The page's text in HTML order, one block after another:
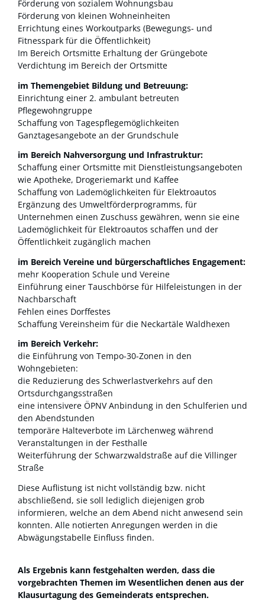
Förderung von sozialem Wohnungsbau
Förderung von kleinen Wohneinheiten
Errichtung eines Workoutparks (Bewegungs- und
Fitnesspark für die Öffentlichkeit)
Im Bereich Ortsmitte Erhaltung der Grüngebote
Verdichtung im Bereich der Ortsmitte
im Themengebiet Bildung und Betreuung:
Einrichtung einer 2. ambulant betreuten
Pflegewohngruppe
Schaffung von Tagespflegemöglichkeiten
Ganztagesangebote an der Grundschule
im Bereich Nahversorgung und Infrastruktur:
Schaffung einer Ortsmitte mit Dienstleistungsangeboten
wie Apotheke, Drogeriemarkt und Kaffee
Schaffung von Lademöglichkeiten für Elektroautos
Ergänzung des Umweltförderprogramms, für
Unternehmen einen Zuschuss gewähren, wenn sie eine
Lademöglichkeit für Elektroautos schaffen und der
Öffentlichkeit zugänglich machen
im Bereich Vereine und bürgerschaftliches Engagement:
mehr Kooperation Schule und Vereine
Einführung einer Tauschbörse für Hilfeleistungen in der
Nachbarschaft
Fehlen eines Dorffestes
Schaffung Vereinsheim für die Neckartäle Waldhexen
im Bereich Verkehr:
die Einführung von Tempo-30-Zonen in den
Wohngebieten:
die Reduzierung des Schwerlastverkehrs auf den
Ortsdurchgangsstraßen
eine intensivere ÖPNV Anbindung in den Schulferien und
den Abendstunden
temporäre Halteverbote im Lärchenweg während
Veranstaltungen in der Festhalle
Weiterführung der Schwarzwaldstraße auf die Villinger
Straße
Diese Auflistung ist nicht vollständig bzw. nicht
abschließend, sie soll lediglich diejenigen grob
informieren, welche an dem Abend nicht anwesend sein
konnten. Alle notierten Anregungen werden in die
Abwägungstabelle Einfluss finden.
Als Ergebnis kann festgehalten werden, dass die
vorgebrachten Themen im Wesentlichen denen aus der
Klausurtagung des Gemeinderats entsprechen.